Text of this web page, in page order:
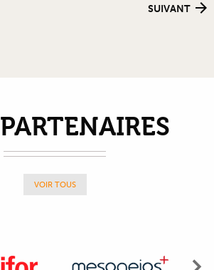
SUIVANT
PARTENAIRES
VOIR TOUS